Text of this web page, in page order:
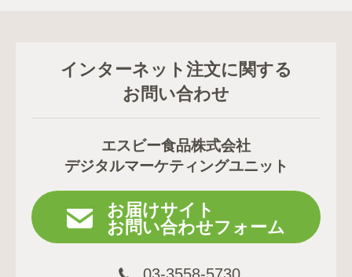
インターネット注文に関する
お問い合わせ
エスビー食品株式会社
デジタルマーケティングユニット
お届けサイト
お問い合わせフォーム